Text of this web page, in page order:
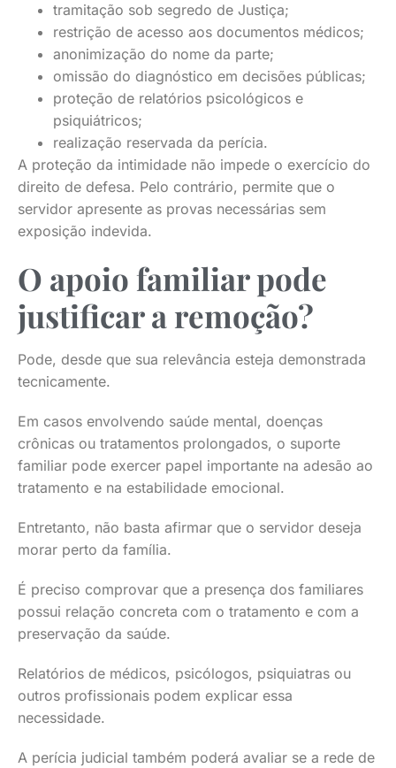
tramitação sob segredo de Justiça;
restrição de acesso aos documentos médicos;
anonimização do nome da parte;
omissão do diagnóstico em decisões públicas;
proteção de relatórios psicológicos e
psiquiátricos;
realização reservada da perícia.
A proteção da intimidade não impede o exercício do
direito de defesa. Pelo contrário, permite que o
servidor apresente as provas necessárias sem
exposição indevida.
O apoio familiar pode
justificar a remoção?
Pode, desde que sua relevância esteja demonstrada
tecnicamente.
Em casos envolvendo saúde mental, doenças
crônicas ou tratamentos prolongados, o suporte
familiar pode exercer papel importante na adesão ao
tratamento e na estabilidade emocional.
Entretanto, não basta afirmar que o servidor deseja
morar perto da família.
É preciso comprovar que a presença dos familiares
possui relação concreta com o tratamento e com a
preservação da saúde.
Relatórios de médicos, psicólogos, psiquiatras ou
outros profissionais podem explicar essa
necessidade.
A perícia judicial também poderá avaliar se a rede de